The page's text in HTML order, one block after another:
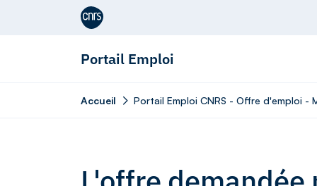
Aller au contenu
Portail Emploi
Accueil Portail Emploi CNRS - Offre d'emploi -